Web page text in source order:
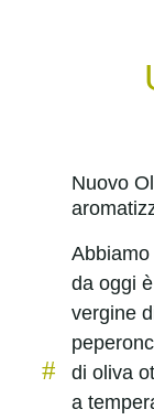
Nuovo
da oggi
vergine
di oliva
a